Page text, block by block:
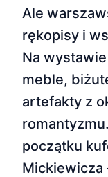
Ale
rękopisy i
Na
meble,
artefakty z
początku
Mickiewicza